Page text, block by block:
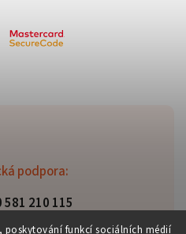
poskytování funkcí sociálních médií
podpora:
581 210 115